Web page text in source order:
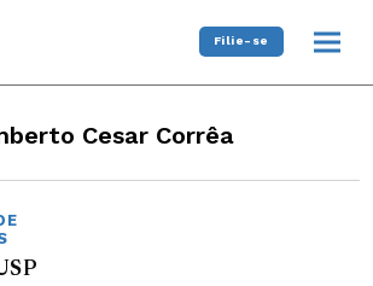
Filie-se
Cesar Corrêa